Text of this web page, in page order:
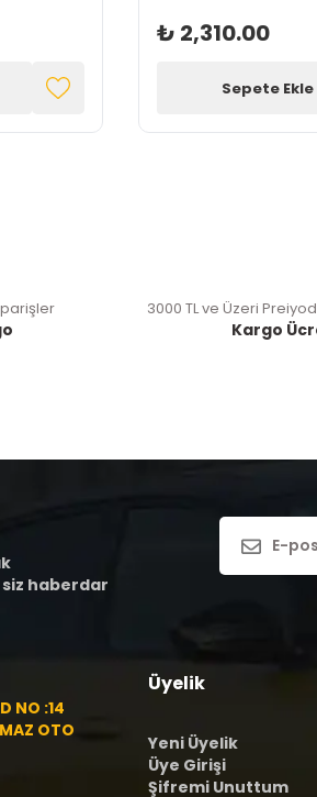
₺ 2,310.00
Sepete Ekle
3000 TL ve Üzeri
Kargo
haberdar
NO :14
OTO
Üyelik
Yeni Üyelik
Üye Girişi
Şifremi Unuttum